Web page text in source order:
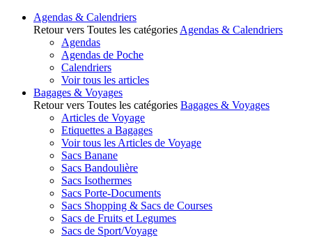
Agendas & Calendriers
Retour vers Toutes les catégories Agendas & Calendriers
Agendas
Agendas de Poche
Calendriers
Voir tous les articles
Bagages & Voyages
Retour vers Toutes les catégories Bagages & Voyages
Articles de Voyage
Etiquettes a Bagages
Voir tous les Articles de Voyage
Sacs Banane
Sacs Bandoulière
Sacs Isothermes
Sacs Porte-Documents
Sacs Shopping & Sacs de Courses
Sacs de Fruits et Legumes
Sacs de Sport/Voyage